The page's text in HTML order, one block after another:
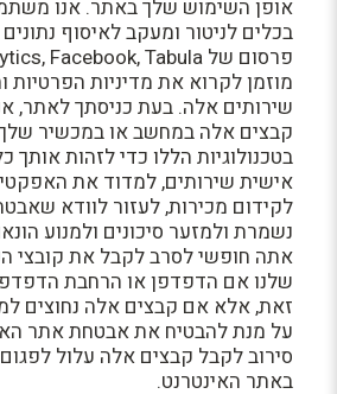
אופן השימוש שלך באתר. אנו
בכלים לניטור ומעקב לאיסוף
מוזמן לקרוא את מדיניות
שירותים אלה. בעת כניסתך לאתר,
קבצים אלה במחשב או במכשיר
בטכנולוגיות הללו כדי לזהות אותך
אישית שירותים, למדוד את
לקידום מכירות, לעזור לוודא
נשמרת ולמזער סיכונים ולמנוע
אתה חופשי לסרב לקבל את קובצי
שלנו אם הדפדפן או הרחבת
זאת, אלא אם קבצים אלה נחוצים
על מנת להבטיח את אבטחת אתר
סירוב לקבל קבצים אלה עלול
באתר האינטרנט.